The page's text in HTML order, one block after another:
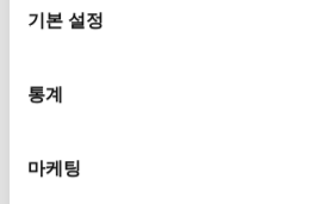
기본 설정
통계
마케팅